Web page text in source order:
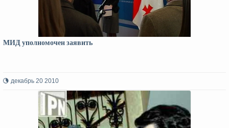
МИД уполномочен заявить
декабрь 20 2010